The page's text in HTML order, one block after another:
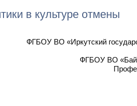
в культуре отмены
ФГБОУ ВО «Иркутский
ФГБОУ ВО